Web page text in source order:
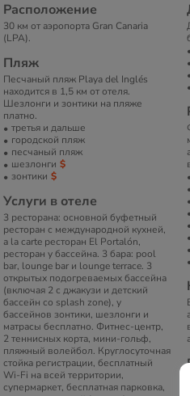
Расположение
30 км от аэропорта Gran Canaria
(LPA).
Пляж
Песчаный пляж Playa del Inglés
находится в 1,5 км от отеля.
Шезлонги и зонтики на пляже
платно.
третья и дальше
городской пляж
песчаный пляж
шезлонги
зонтики
Услуги в отеле
3 ресторана: основной буфетный
ресторан с международной кухней,
а la carte ресторан El Portalón,
ресторан у бассейна. 3 бара: pool
bar, lounge bar и lounge terrace. 3
открытых подогреваемых бассейна
(включая 2 с джакузи и детский
бассейн со splash zone), у
бассейнов зонтики, шезлонги и
матрасы бесплатно. Фитнес-центр,
2 теннисных корта, мини-гольф,
пляжный волейбол. Круглосуточная
стойка регистрации, бесплатный
Wi-Fi на всей территории,
супермаркет, бесплатная парковка,